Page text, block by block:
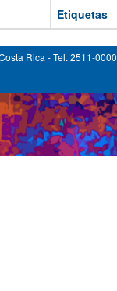
Etiquetas
Rica - Tel. 2511-0000